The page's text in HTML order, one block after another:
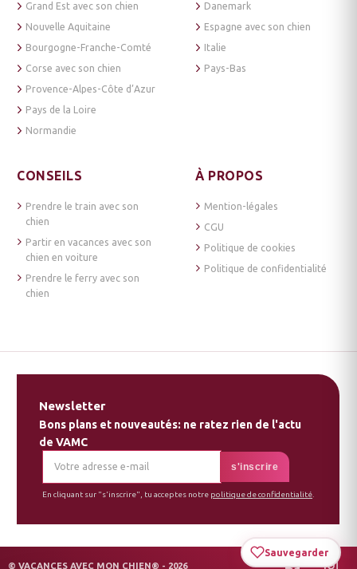
Sauvegarder
Grand Est avec son chien
Nouvelle Aquitaine
Bourgogne-Franche-Comté
Corse avec son chien
Provence-Alpes-Côte d’Azur
Pays de la Loire
Normandie
Danemark
Espagne avec son chien
Italie
Pays-Bas
CONSEILS
Prendre le train avec son
chien
Partir en vacances avec son
chien en voiture
Prendre le ferry avec son
chien
À PROPOS
Mention-légales
CGU
Politique de cookies
Politique de confidentialité
Newsletter
Bons plans et nouveautés: ne ratez rien de l'actu
de VAMC
En cliquant sur "s'inscrire", tu acceptes notre politique de confidentialité
© VACANCES AVEC MON CHIEN® - 2026